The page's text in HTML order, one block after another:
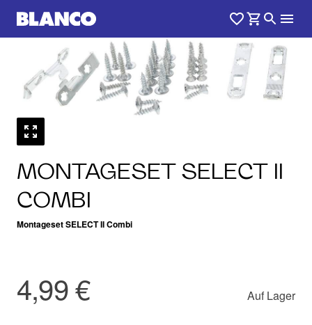
MONTAGESET SELECT II
COMBI
Montageset SELECT II Combi
4,99 € Auf Lager